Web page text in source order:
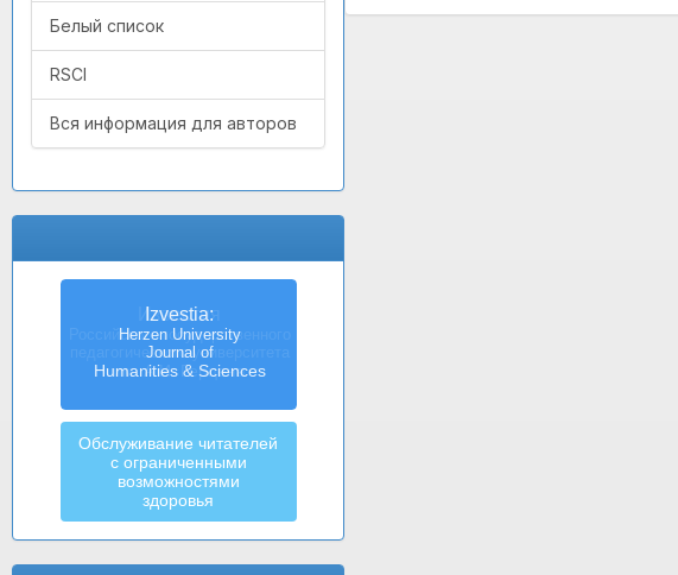
Белый список
RSCI
Вся информация для авторов
Izvestia:
Herzen University
Journal of
Humanities & Sciences
Обслуживание читателей
с ограниченными
возможностями
здоровья